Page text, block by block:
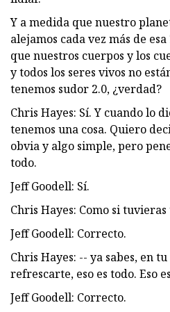
Y a medida que nuestro
alejamos cada vez más de
que nuestros cuerpos y los
y todos los seres vivos no
tenemos sudor 2.0, ¿verdad?
Chris Hayes: Sí. Y cuando lo
tenemos una cosa. Quiero
obvia y algo simple, pero
todo.
Jeff Goodell: Sí.
Chris Hayes: Como si
Jeff Goodell: Correcto.
Chris Hayes: -- ya sabes, en
refrescarte, eso es todo. Eso
Jeff Goodell: Correcto.